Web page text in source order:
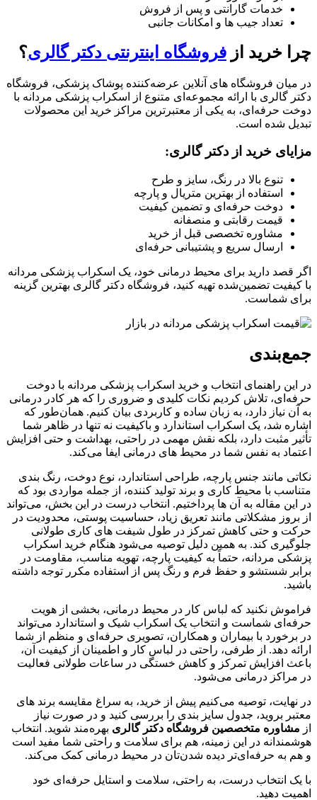
خدمات گارانتی و پس از فروش
تعداد جیب‌ ها و امکانات جانبی
چرا خرید از فروشگاه اینترنتی دکتر گالری؟
در میان فروشگاه‌ های آنلاین عرضه‌کننده پوشاک پزشکی، فروشگاه
دکتر گالری با ارائه مجموعه‌ای متنوع از اسکراب پزشکی مردانه با
دوخت حرفه‌ای، به یکی از معتبرترین مراکز خرید این محصولات
تبدیل شده است.
مزایای خرید از دکتر گالری:
تنوع بالا در رنگ، سایز و طرح
استفاده از بهترین متریال و پارچه
دوخت حرفه‌ای و تضمین کیفیت
قیمت رقابتی و منصفانه
مشاوره تخصصی قبل از خرید
ارسال سریع و پشتیبانی حرفه‌ای
اگر قصد دارید برای محیط درمانی خود، یک اسکراب پزشکی مردانه
با کیفیت تضمین‌شده تهیه کنید، فروشگاه دکتر گالری بهترین گزینه
برای شماست.
جمع‌بندی
در این راهنمای انتخاب و خرید اسکراب پزشکی مردانه با دوخت
حرفه‌ای، تلاش کردیم نکات کلیدی و ضروری را که هر کادر درمانی
به آن نیاز دارد، به زبان ساده و کاربردی بیان کنیم. همان‌طور که
اشاره شد، یک اسکراب استاندارد و باکیفیت نه‌ تنها در ظاهر شما
تأثیر مثبت دارد، بلکه نقش مهمی در راحتی، بهداشت و حتی افزایش
اعتماد به‌ نفس شما در محیط‌ های درمانی ایفا می‌کند.
نکاتی مانند جنس پارچه، طراحی استاندارد، نوع دوخت، رنگ‌ بندی
متناسب با محیط کاری و برند تولید کننده، از جمله مواردی بود که
در این مقاله به آن‌ ها پرداختیم. انتخاب درست در این بخش، می‌تواند
از بروز مشکلاتی مانند تعریق زیاد، حساسیت پوستی، محدودیت در
حرکت و حتی کاهش تمرکز در طول شیفت‌ های کاری طولانی
جلوگیری کند. به همین دلیل توصیه می‌شود هنگام خرید اسکراب
پزشکی مردانه، حتماً به کیفیت پارچه، تهویه مناسب، مقاومت در
برابر شستشو و حفظ فرم و رنگ پس از استفاده مکرر توجه داشته
باشید.
فراموش نکنید که لباس کار در محیط درمانی، بخشی از هویت
حرفه‌ای شماست و انتخاب یک اسکراب شیک و استاندارد می‌تواند
در برخورد با بیماران و همکاران، تصویری حرفه‌ای و منظم از شما
ارائه دهد. از طرفی، راحتی در لباس کار و اطمینان از کیفیت آن،
باعث افزایش تمرکز و کاهش خستگی در ساعات طولانی فعالیت
در مراکز درمانی می‌شود.
در نهایت، توصیه می‌کنیم پیش از خرید، به سراغ مقایسه برند های
معتبر بروید، جدول سایز بندی را بررسی کنید و در صورت نیاز
از مشاوره متخصصین فروشگاه دکتر گالری بهره‌مند شوید. انتخاب
هوشمندانه در این زمینه، هم برای سلامت و راحتی شما مفید است
و هم به حرفه‌ای‌تر دیده شدن‌تان در محیط درمانی کمک می‌کند.
با یک انتخاب درست، به راحتی، سلامت و استایل حرفه‌ای خود
اهمیت دهید.